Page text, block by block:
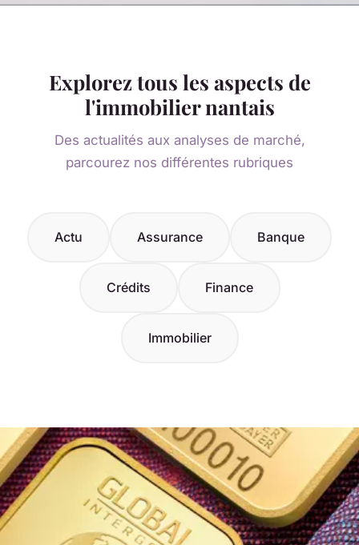
Explorez tous les aspects de
l'immobilier nantais
Des actualités aux analyses de marché,
parcourez nos différentes rubriques
Actu Assurance Banque
Crédits Finance
Immobilier